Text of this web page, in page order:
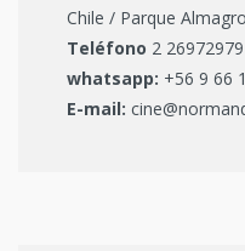
Chile / Parque Almagro
Teléfono 2 26972979
whatsapp: +56 9 66
E-mail: